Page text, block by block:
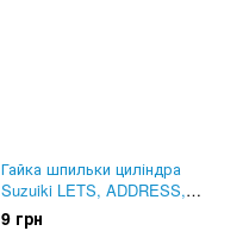
Гайка шпильки циліндра
Suzuiki LETS, ADDRESS,
SEPIA. M6
9 грн